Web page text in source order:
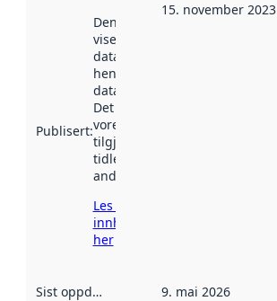
Publisert:
Denne datoen
viser når
datasettet vart
henta inn av
data.norge.no.
Det kan ha
vore
tilgjengeleg
tidlegare
andre stader.
Les meir om
innhenting
her
15. november 2023
Sist oppdatert 9. mai 2026